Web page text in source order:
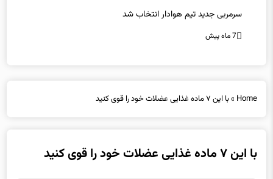
سرمربی جدید تیم هوادار انتخاب شد
7 ماه پیش
Home
»با این ۷ ماده غذایی عضلات خود را قوی کنید
با این ۷ ماده غذایی عضلات خود را قوی کنید